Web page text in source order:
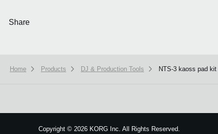
Share
Home Products DJ & Production Tools NTS-3 kaoss pad kit
Copyright ©2026 KORG Inc. All Rights Reserved.